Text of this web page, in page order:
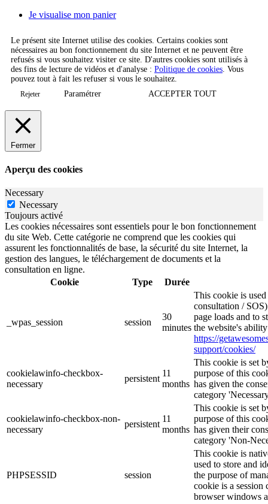
Je visualise mon panier
Le présent site Internet utilise des cookies. Certains cookies sont
nécessaires au bon fonctionnement du site Internet et ne peuvent être
refusés si vous souhaitez visiter ce site. D'autres cookies sont utilisés à
des fins de lecture de vidéos et d'analyse : Politique de cookies . Vous
pouvez tout à fait les refuser si vous le souhaitez.
Rejeter Paramétrer ACCEPTER TOUT
Fermer
Aperçu des cookies
Necessary
Necessary
Toujours activé
Les cookies nécessaires sont essentiels pour le bon fonctionnement
du site Web. Cette catégorie ne comprend que les cookies qui
assurent les fonctionnalités de base, la sécurité du site Internet, la
gestion des langues, le téléchargement de documents et la
consultation en ligne.
Cookie
Type Durée
_wpas_session session
30
minutes
This cookie is
consultation /
page loads and to
the website's
https://
support/cookies/
cookielawinfo-checkbox-
necessary
persistent
11
months
This cookie is set
purpose of this
has given the
category
cookielawinfo-checkbox-non-
necessary
persistent
11
months
This cookie is set
purpose of this
has given their
category 'Non-
PHPSESSID session
This cookie is
used to store and
the purpose of
cookie is a session
browser windows